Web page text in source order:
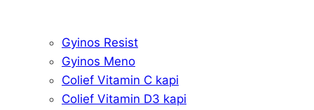
Gyinos Resist
Gyinos Meno
Colief Vitamin C kapi
Colief Vitamin D3 kapi